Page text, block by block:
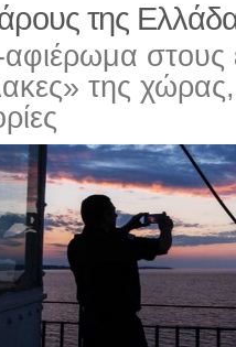
της
στους
της